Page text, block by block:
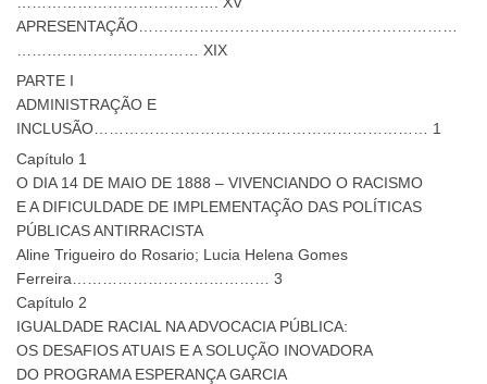
APRESENTAÇÃO………………………………………………………
……………………………… XIX
PARTE I
ADMINISTRAÇÃO E
INCLUSÃO………………………………………………………… 1
Capítulo 1
O DIA 14 DE MAIO DE 1888 – VIVENCIANDO O RACISMO
E A DIFICULDADE DE IMPLEMENTAÇÃO DAS POLÍTICAS
PÚBLICAS ANTIRRACISTA
Aline Trigueiro do Rosario; Lucia Helena Gomes
Ferreira………………………………… 3
Capítulo 2
IGUALDADE RACIAL NA ADVOCACIA PÚBLICA:
OS DESAFIOS ATUAIS E A SOLUÇÃO INOVADORA
DO PROGRAMA ESPERANÇA GARCIA